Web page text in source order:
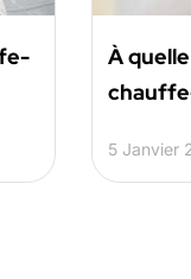
À
5 Janvier